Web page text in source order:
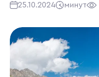
25.10.2024 минут